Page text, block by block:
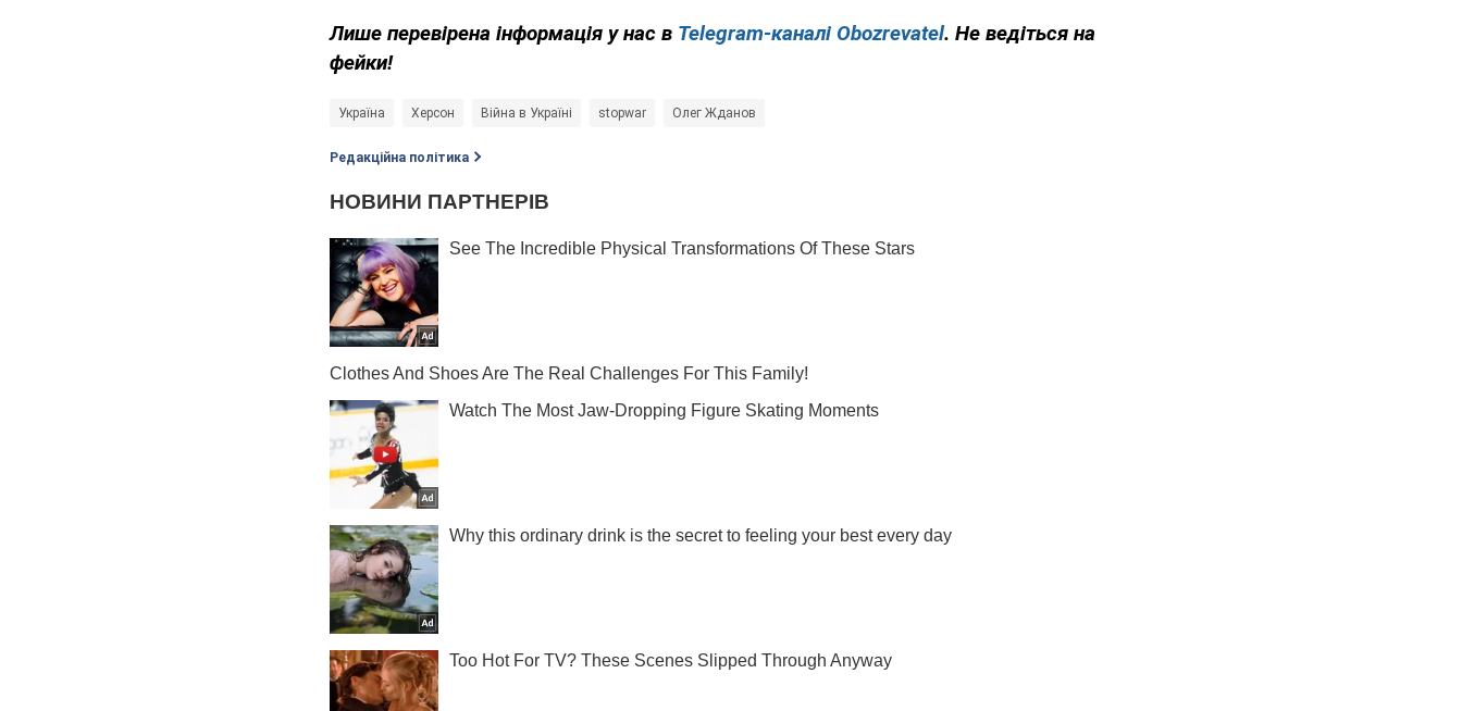
Лише перевірена інформація у нас в Telegram-каналі Obozrevatel. Не ведіться на
фейки!
Україна Херсон Війна в Україні stopwar Олег Жданов
Редакційна політика